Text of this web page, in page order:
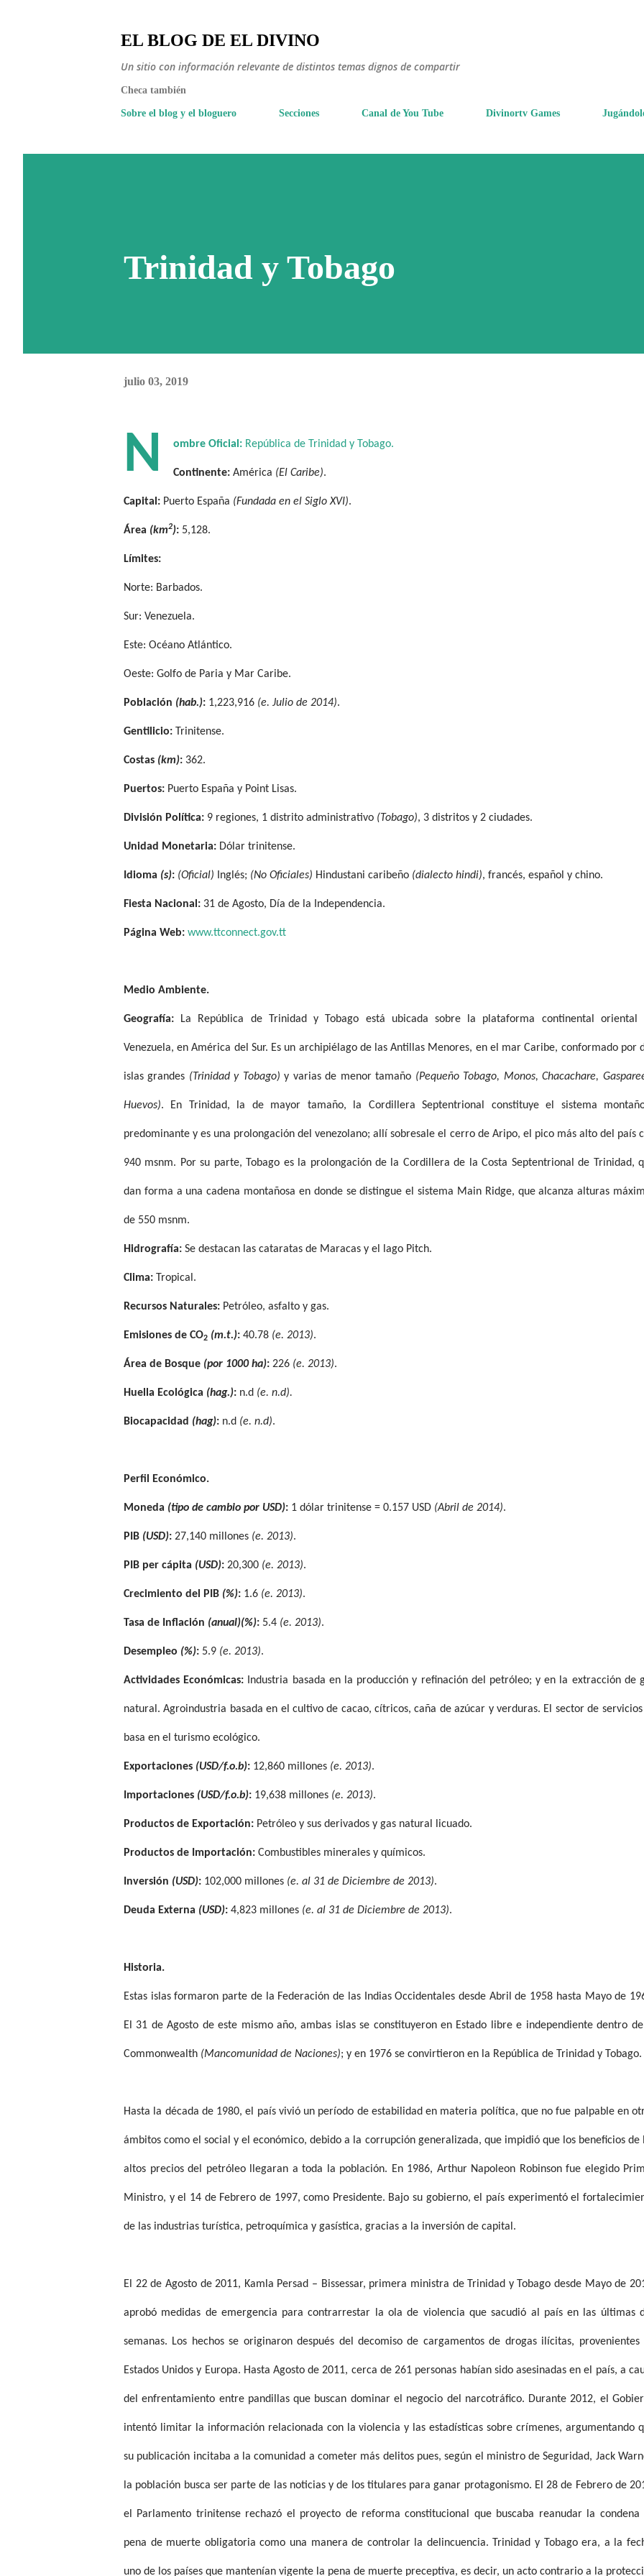
EL BLOG DE EL DIVINO
Un sitio con información relevante de distintos temas dignos de compartir
Checa también
Sobre el blog y el bloguero Secciones Canal de You Tube Divinortv Games
Trinidad y Tobago
julio 03, 2019
N ombre Oficial: República de Trinidad y Tobago.
Continente: América (El Caribe).
Capital: Puerto España (Fundada en el Siglo XVI).
Área (km2): 5,128.
Límites:
Norte: Barbados.
Sur: Venezuela.
Este: Océano Atlántico.
Oeste: Golfo de Paria y Mar Caribe.
Población (hab.): 1,223,916 (e. Julio de 2014).
Gentilicio: Trinitense.
Costas (km): 362.
Puertos: Puerto España y Point Lisas.
División Política: 9 regiones, 1 distrito administrativo (Tobago), 3 distritos y 2 ciudades.
Unidad Monetaria: Dólar trinitense.
Idioma (s): (Oficial) Inglés; (No Oficiales) Hindustani caribeño (dialecto hindi), francés, español y chino.
Fiesta Nacional: 31 de Agosto, Día de la Independencia.
Página Web: www.ttconnect.gov.tt
Medio Ambiente.
Geografía: La República de Trinidad y Tobago está ubicada sobre la plataforma continental oriental
Venezuela, en América del Sur. Es un archipiélago de las Antillas Menores, en el mar Caribe, conformado por
islas grandes (Trinidad y Tobago) y varias de menor tamaño (Pequeño Tobago, Monos, Chacachare,
Huevos). En Trinidad, la de mayor tamaño, la Cordillera Septentrional constituye el sistema
predominante y es una prolongación del venezolano; allí sobresale el cerro de Aripo, el pico más alto del país
940 msnm. Por su parte, Tobago es la prolongación de la Cordillera de la Costa Septentrional de Trinidad,
dan forma a una cadena montañosa en donde se distingue el sistema Main Ridge, que alcanza alturas
de 550 msnm.
Hidrografía: Se destacan las cataratas de Maracas y el lago Pitch.
Clima: Tropical.
Recursos Naturales: Petróleo, asfalto y gas.
Emisiones de CO2 (m.t.): 40.78 (e. 2013).
Área de Bosque (por 1000 ha): 226 (e. 2013).
Huella Ecológica (hag.): n.d (e. n.d).
Biocapacidad (hag): n.d (e. n.d).
Perfil Económico.
Moneda (tipo de cambio por USD): 1 dólar trinitense = 0.157 USD (Abril de 2014).
PIB (USD): 27,140 millones (e. 2013).
PIB per cápita (USD): 20,300 (e. 2013).
Crecimiento del PIB (%): 1.6 (e. 2013).
Tasa de Inflación (anual)(%): 5.4 (e. 2013).
Desempleo (%): 5.9 (e. 2013).
Actividades Económicas: Industria basada en la producción y refinación del petróleo; y en la extracción de
natural. Agroindustria basada en el cultivo de cacao, cítricos, caña de azúcar y verduras. El sector de servicios
basa en el turismo ecológico.
Exportaciones (USD/f.o.b): 12,860 millones (e. 2013).
Importaciones (USD/f.o.b): 19,638 millones (e. 2013).
Productos de Exportación: Petróleo y sus derivados y gas natural licuado.
Productos de Importación: Combustibles minerales y químicos.
Inversión (USD): 102,000 millones (e. al 31 de Diciembre de 2013).
Deuda Externa (USD): 4,823 millones (e. al 31 de Diciembre de 2013).
Historia.
Estas islas formaron parte de la Federación de las Indias Occidentales desde Abril de 1958 hasta Mayo de
El 31 de Agosto de este mismo año, ambas islas se constituyeron en Estado libre e independiente dentro
Commonwealth (Mancomunidad de Naciones); y en 1976 se convirtieron en la República de Trinidad y Tobago.
Hasta la década de 1980, el país vivió un período de estabilidad en materia política, que no fue palpable en
ámbitos como el social y el económico, debido a la corrupción generalizada, que impidió que los beneficios de
altos precios del petróleo llegaran a toda la población. En 1986, Arthur Napoleon Robinson fue elegido
Ministro, y el 14 de Febrero de 1997, como Presidente. Bajo su gobierno, el país experimentó el
de las industrias turística, petroquímica y gasística, gracias a la inversión de capital.
El 22 de Agosto de 2011, Kamla Persad – Bissessar, primera ministra de Trinidad y Tobago desde Mayo de
aprobó medidas de emergencia para contrarrestar la ola de violencia que sacudió al país en las últimas
semanas. Los hechos se originaron después del decomiso de cargamentos de drogas ilícitas, provenientes
Estados Unidos y Europa. Hasta Agosto de 2011, cerca de 261 personas habían sido asesinadas en el país, a
del enfrentamiento entre pandillas que buscan dominar el negocio del narcotráfico. Durante 2012, el
intentó limitar la información relacionada con la violencia y las estadísticas sobre crímenes, argumentando
su publicación incitaba a la comunidad a cometer más delitos pues, según el ministro de Seguridad, Jack
la población busca ser parte de las noticias y de los titulares para ganar protagonismo. El 28 de Febrero de
el Parlamento trinitense rechazó el proyecto de reforma constitucional que buscaba reanudar la condena
pena de muerte obligatoria como una manera de controlar la delincuencia. Trinidad y Tobago era, a la
uno de los países que mantenían vigente la pena de muerte preceptiva, es decir, un acto contrario a la